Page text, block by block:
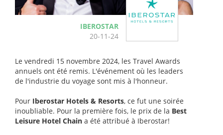
IBEROSTAR
20-11-24
Le vendredi 15 novembre 2024, les Travel Awards
annuels ont été remis. L'événement où les leaders
de l'industrie du voyage sont mis à l'honneur.
Pour Iberostar Hotels & Resorts, ce fut une soirée
inoubliable. Pour la première fois, le prix de la Best
Leisure Hotel Chain a été attribué à Iberostar!